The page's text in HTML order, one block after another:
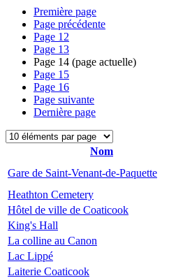
Première page
Page précédente
Page 12
Page 13
Page 14 (page actuelle)
Page 15
Page 16
Page suivante
Dernière page
Nom
Gare de Saint-Venant-de-Paquette
Heathton Cemetery
Hôtel de ville de Coaticook
King's Hall
La colline au Canon
Lac Lippé
Laiterie Coaticook